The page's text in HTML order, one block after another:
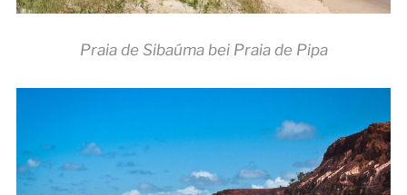
Praia de Sibaúma bei Praia de Pipa